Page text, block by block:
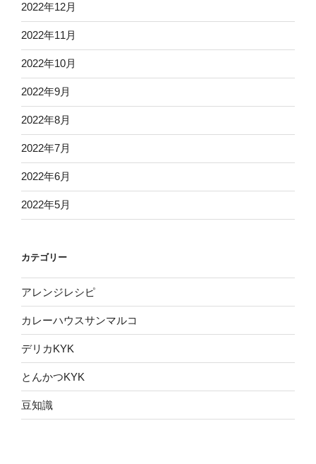
2022年12月
2022年11月
2022年10月
2022年9月
2022年8月
2022年7月
2022年6月
2022年5月
カテゴリー
アレンジレシピ
カレーハウスサンマルコ
デリカKYK
とんかつKYK
豆知識